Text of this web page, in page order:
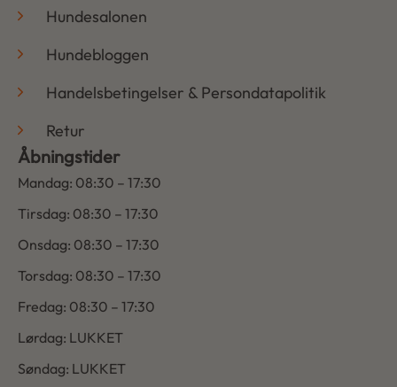
Hundesalonen
Hundebloggen
Handelsbetingelser & Persondatapolitik
Retur
Åbningstider
Mandag: 08:30 – 17:30
Tirsdag: 08:30 – 17:30
Onsdag: 08:30 – 17:30
Torsdag: 08:30 – 17:30
Fredag: 08:30 – 17:30
Lørdag: LUKKET
Søndag: LUKKET